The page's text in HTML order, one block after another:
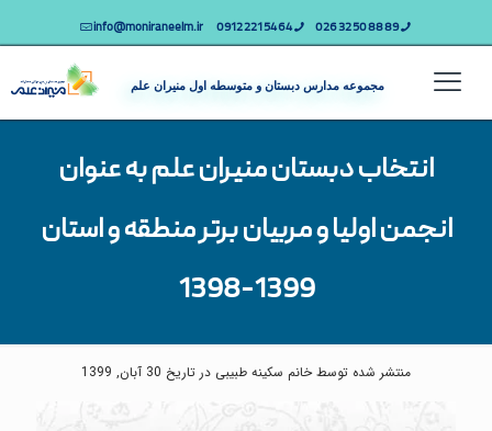
89 88 50 32 026
64 54 221 0912
info@moniraneelm.ir
مجموعه مدارس دبستان و متوسطه اول منیران علم
انتخاب دبستان منیران علم به عنوان
انجمن اولیا و مربیان برتر منطقه و استان
1399-1398
منتشر شده توسط خانم سکینه طبیبی در تاریخ 30 آبان, 1399